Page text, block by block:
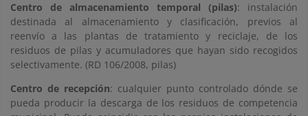
Centro de almacenamiento temporal (pilas): instalación
destinada al almacenamiento y clasificación, previos al
reenvío a las plantas de tratamiento y reciclaje, de los
residuos de pilas y acumuladores que hayan sido recogidos
selectivamente. (RD 106/2008, pilas)
Centro de recepción: cualquier punto controlado dónde se
pueda producir la descarga de los residuos de competencia